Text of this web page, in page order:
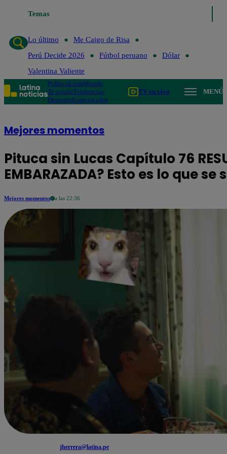
Temas
Lo último
Me Caigo de Risa
Perú Decide 2026
Fútbol peruano
Dólar
Valentina Valiente
PolíticaLimaMundo
Te ayudoTendencias
DeportesEspectáculos
TV en vivo MENÚ
Mejores momentos
Pituca sin Lucas Capítulo 76
EMBARAZADA? Esto es lo que se
Mejores momentos a las 22:36
jherrera@latina.pe